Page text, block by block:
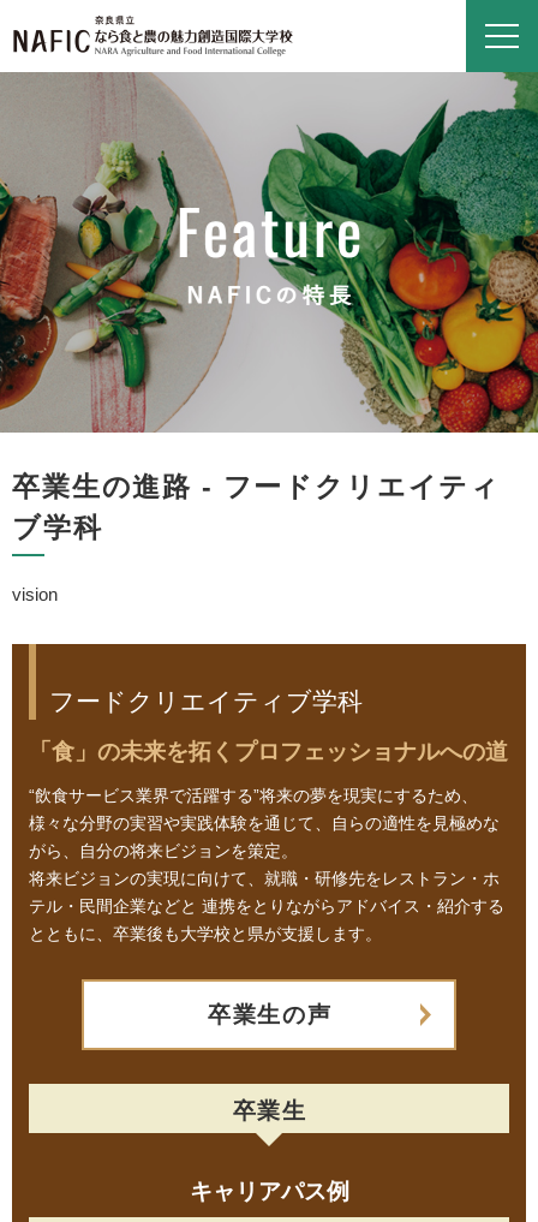
卒業生の進路 - フードクリエイティ
ブ学科
vision
フードクリエイティブ学科
「食」の未来を拓くプロフェッショナルへの道
“飲食サービス業界で活躍する”将来の夢を現実にするため、
様々な分野の実習や実践体験を通じて、自らの適性を見極めな
がら、自分の将来ビジョンを策定。
将来ビジョンの実現に向けて、就職・研修先をレストラン・ホ
テル・民間企業などと 連携をとりながらアドバイス・紹介する
とともに、卒業後も大学校と県が支援します。
卒業生の声
卒業生
キャリアパス例